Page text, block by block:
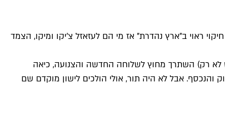
ראוי ב"ארץ נהדרת" אז מי הם לעזאזל צ׳יקו ומיקו, הצמד
לא רק) השתרך מחוץ לשלוחה החדשה והצנועה, כיאה
פלוס כמנהג הנתנייתים עד למאפה המתוק והנכסף. אבל לא היה תור, אולי הולכים לישון מוקדם שם